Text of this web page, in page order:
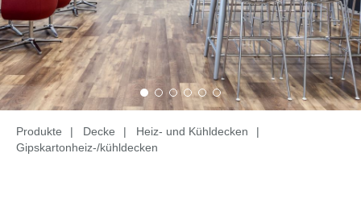
Produkte | Decke | Heiz- und Kühldecken
|
Gipskartonheiz-/kühldecken